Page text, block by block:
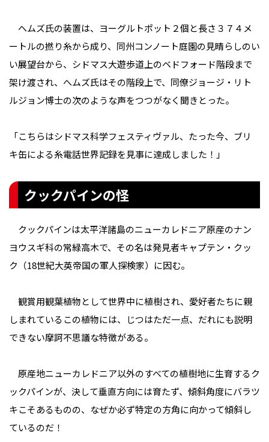
へムズ氏の装置は、ヨーグルトポット２個と長さ３７４メ
ートルの撚り糸から成り、同州コンノート庭園の見晴らしのい
い展望台から、シドマス大遊歩道上のベドフォード階段まで
架け渡され、へムズ氏はその階段上で、同僚ジョージ・リト
ルジョン博士の次のような声をつつがなく聞きとった。
「こちらはシドマス科学フェスティヴァル、たった今、ブリ
キ缶による糸電話世界記録を見事に達成しました！」
クックパインの怪
クックパインは太平洋諸島のニューカレドニア原産のナン
ヨウスギ科の常緑高木で、その名は発見者キャプテン・クッ
ク（18世紀大英帝国の軍人探検家）に因む。
観賞用観葉植物として世界中に植樹され、愛好者たちに親
しまれているこの植物には、じつはただ一点、だれにも説明
できない摩訶不思議な特徴がある。
原産地ニューカレドニア以外のすべての植樹地に生育するク
ックパインが、決して垂直方向には育たず、傾斜角度にバラツ
キこそあるものの、なぜか必ず特定の方角に向かって傾斜し
ているのだ！